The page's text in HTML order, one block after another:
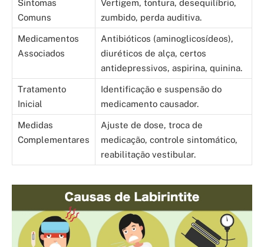
Sintomas
Comuns
Vertigem, tontura, desequilíbrio,
zumbido, perda auditiva.
Medicamentos
Associados
Antibióticos (aminoglicosídeos),
diuréticos de alça, certos
antidepressivos, aspirina, quinina.
Tratamento
Inicial
Identificação e suspensão do
medicamento causador.
Medidas
Complementares
Ajuste de dose, troca de
medicação, controle sintomático,
reabilitação vestibular.